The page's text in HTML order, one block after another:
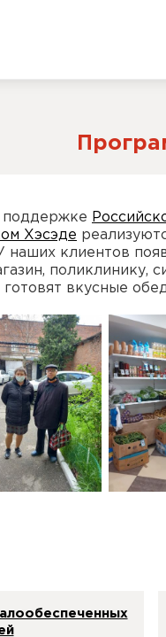
поддержке
Хэсэде
клиентов
вкусные